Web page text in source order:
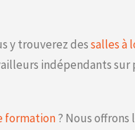
y trouverez dessalles à
indépendants sur
formation? Nous offrons